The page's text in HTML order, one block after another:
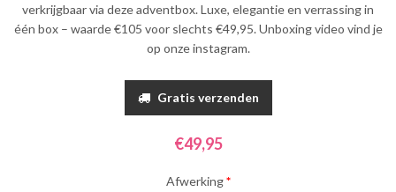
verkrijgbaar via deze adventbox. Luxe, elegantie en verrassing in
één box – waarde €105 voor slechts €49,95. Unboxing video vind je
op onze instagram.
Gratis verzenden
€49,95
Afwerking *